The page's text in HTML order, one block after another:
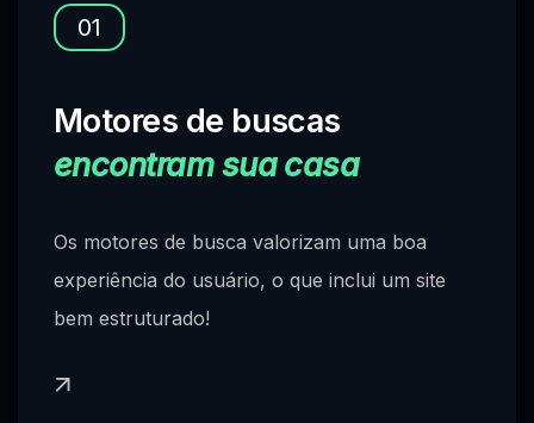
01
Motores de buscas
encontram sua casa
Os motores de busca valorizam uma boa
experiência do usuário, o que inclui um site
bem estruturado!